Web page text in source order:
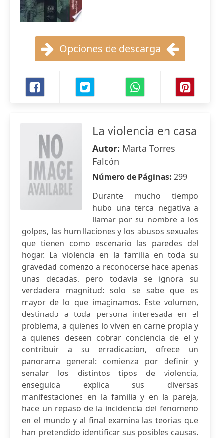
Opciones de descarga
La violencia en casa
Autor: Marta Torres
Falcón
Número de Páginas: 299
Durante mucho tiempo
hubo una terca negativa a
llamar por su nombre a los
golpes, las humillaciones y los abusos sexuales
que tienen como escenario las paredes del
hogar. La violencia en la familia en toda su
gravedad comenzo a reconocerse hace apenas
unas decadas, pero todavia se ignora su
verdadera magnitud: solo se sabe que es
mayor de lo que imaginamos. Este volumen,
destinado a toda persona interesada en el
problema, a quienes lo viven en carne propia y
a quienes deseen cobrar conciencia de el y
contribuir a su erradicacion, ofrece un
panorama general: comienza por definir y
senalar los distintos tipos de violencia,
enseguida explica sus diversas
manifestaciones en la familia y en la pareja,
hace un repaso de la incidencia del fenomeno
en el mundo y al final examina las teorias que
han pretendido identificar sus posibles causas.